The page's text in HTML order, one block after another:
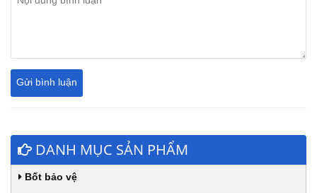
DANH MỤC SẢN PHẨM
Bốt bảo vệ